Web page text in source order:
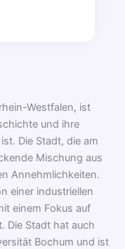
Westfalen, ist
und ihre
Die Stadt, die am
Mischung aus
Annehmlichkeiten.
einer industriellen
einem Fokus auf
Die Stadt hat auch
Bochum und ist